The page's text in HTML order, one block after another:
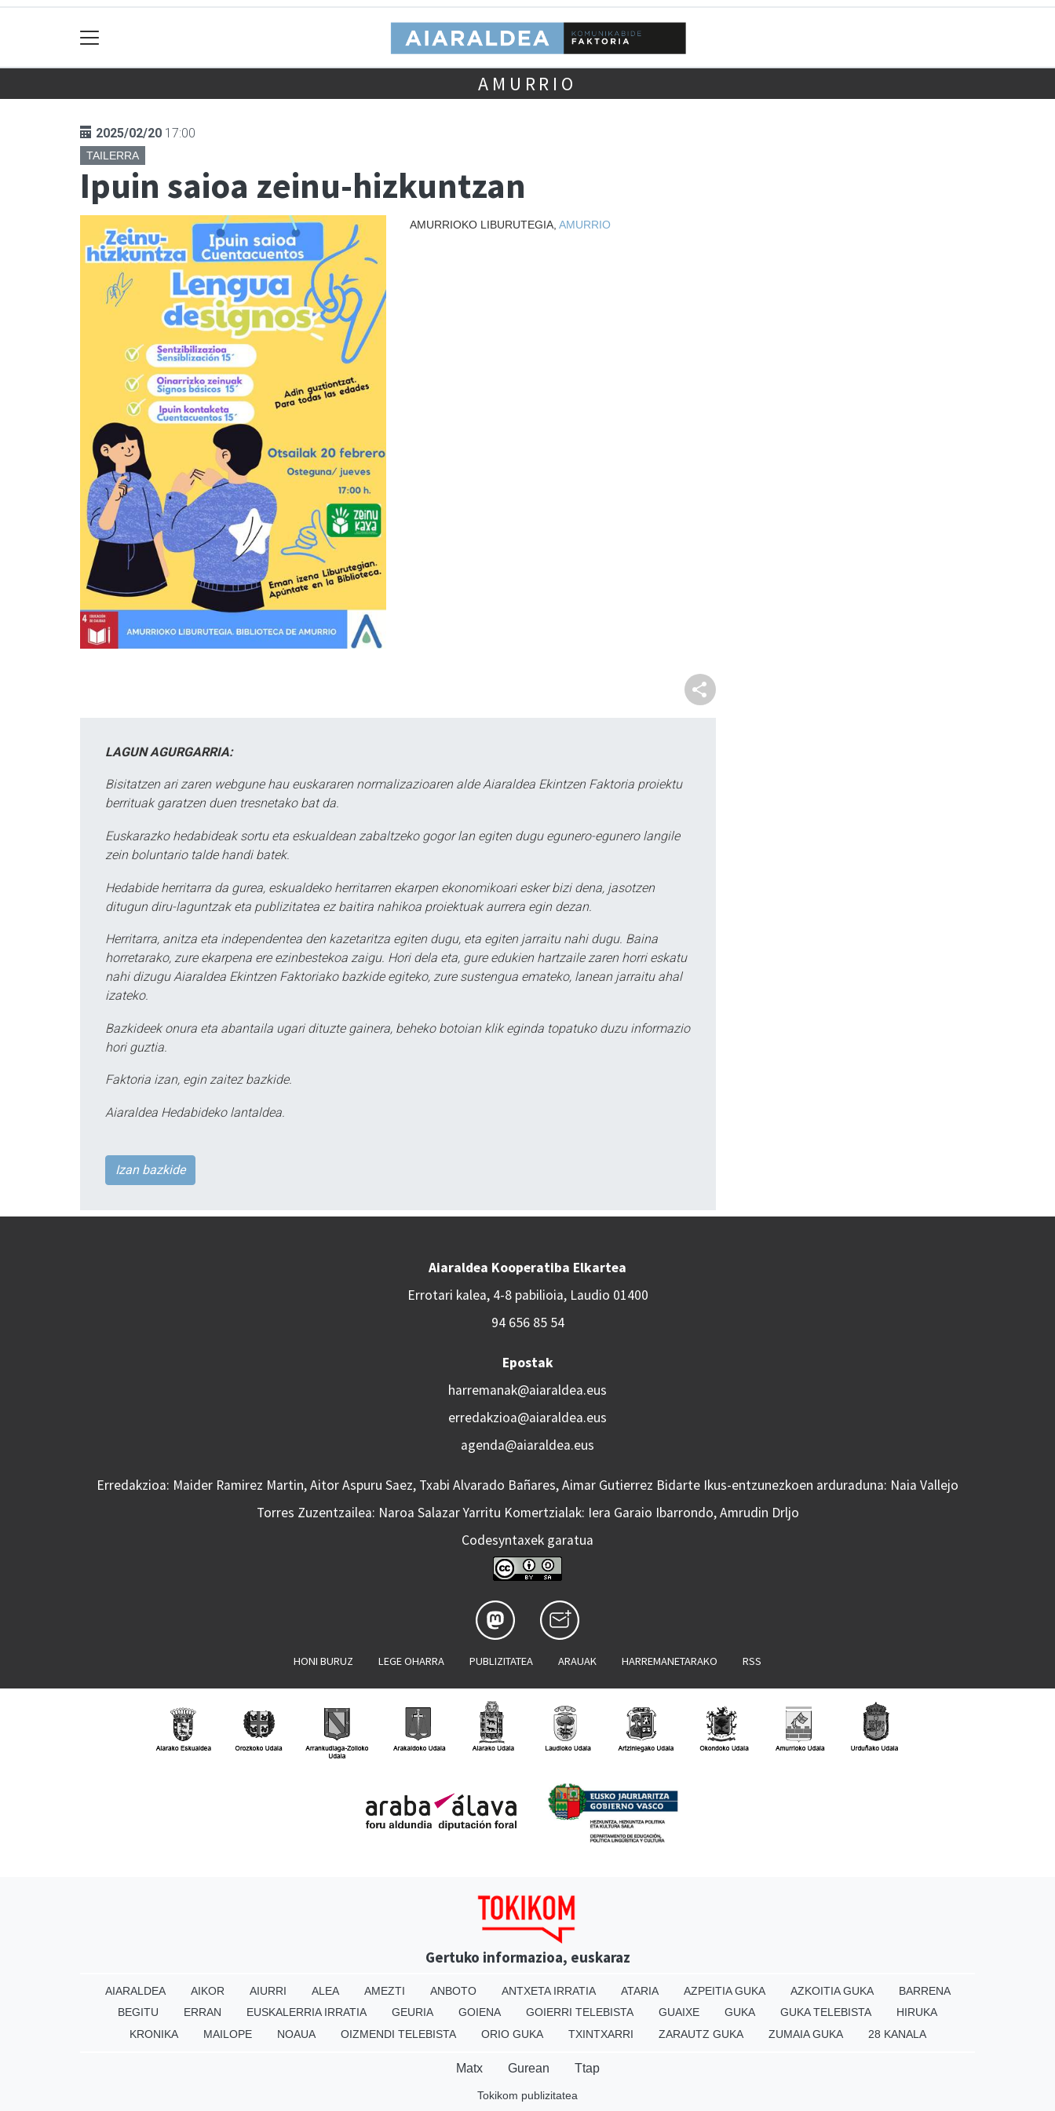
AMURRIO
2025/02/20 17:00
TAILERRA
Ipuin saioa zeinu-hizkuntzan
AMURRIOKO LIBURUTEGIA, AMURRIO
LAGUN AGURGARRIA:
Bisitatzen ari zaren webgune hau euskararen normalizazioaren alde Aiaraldea Ekintzen Faktoria proiektu
berrituak garatzen duen tresnetako bat da.
Euskarazko hedabideak sortu eta eskualdean zabaltzeko gogor lan egiten dugu egunero-egunero langile
zein boluntario talde handi batek.
Hedabide herritarra da gurea, eskualdeko herritarren ekarpen ekonomikoari esker bizi dena, jasotzen
ditugun diru-laguntzak eta publizitatea ez baitira nahikoa proiektuak aurrera egin dezan.
Herritarra, anitza eta independentea den kazetaritza egiten dugu, eta egiten jarraitu nahi dugu. Baina
horretarako, zure ekarpena ere ezinbestekoa zaigu. Hori dela eta, gure edukien hartzaile zaren horri eskatu
nahi dizugu Aiaraldea Ekintzen Faktoriako bazkide egiteko, zure sustengua emateko, lanean jarraitu ahal
izateko.
Bazkideek onura eta abantaila ugari dituzte gainera, beheko botoian klik eginda topatuko duzu informazio
hori guztia.
Faktoria izan, egin zaitez bazkide.
Aiaraldea Hedabideko lantaldea.
Izan bazkide
Aiaraldea Kooperatiba Elkartea
Errotari kalea, 4-8 pabilioia, Laudio 01400
94 656 85 54
Epostak
harremanak@aiaraldea.eus
erredakzioa@aiaraldea.eus
agenda@aiaraldea.eus
Erredakzioa: Maider Ramirez Martin, Aitor Aspuru Saez, Txabi Alvarado Bañares, Aimar Gutierrez Bidarte Ikus-entzunezkoen arduraduna: Naia Vallejo
Torres Zuzentzailea: Naroa Salazar Yarritu Komertzialak: Iera Garaio Ibarrondo, Amrudin Drljo
Codesyntaxek garatua
HONI BURUZ LEGE OHARRA PUBLIZITATEA ARAUAK HARREMANETARAKO RSS
Gertuko informazioa, euskaraz
AIARALDEA AIKOR AIURRI ALEA AMEZTI ANBOTO ANTXETA IRRATIA ATARIA AZPEITIA GUKA AZKOITIA GUKA
BARRENA
BEGITU
ERRAN EUSKALERRIA IRRATIA GEURIA GOIENA GOIERRI TELEBISTA GUAIXE GUKA GUKA TELEBISTA
HIRUKA
KRONIKA
MAILOPE NOAUA OIZMENDI TELEBISTA ORIO GUKA TXINTXARRI ZARAUTZ GUKA ZUMAIA GUKA 28 KANALA
Matx Gurean Ttap
Tokikom publizitatea